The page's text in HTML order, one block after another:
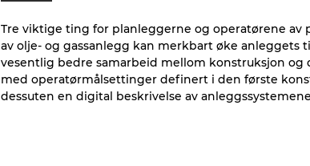
Tre viktige ting for planleggerne og operatørene
av olje- og gassanlegg kan merkbart øke
vesentlig bedre samarbeid mellom konstruksjon
med operatørmålsettinger definert i den første
dessuten en digital beskrivelse av